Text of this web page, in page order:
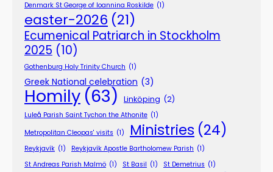
Denmark St George of Ioannina Roskilde (1)
easter-2026 (21)
Ecumenical Patriarch in Stockholm
2025 (10)
Gothenburg Holy Trinity Church (1)
Greek National celebration (3)
Homily (63) Linköping (2)
Luleå Parish Saint Tychon the Athonite (1)
Metropolitan Cleopas' visits (1) Ministries (24)
Reykjavík (1) Reykjavík Apostle Bartholomew Parish (1)
St Andreas Parish Malmö (1) St Basil (1) St Demetrius (1)